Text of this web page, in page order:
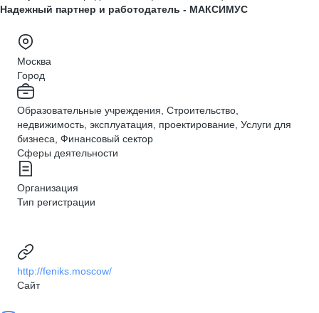
Надежный партнер и работодатель - МАКСИМУС
Москва
Город
Образовательные учреждения, Строительство,
недвижимость, эксплуатация, проектирование, Услуги для
бизнеса, Финансовый сектор
Сферы деятельности
Организация
Тип регистрации
http://feniks.moscow/
Сайт